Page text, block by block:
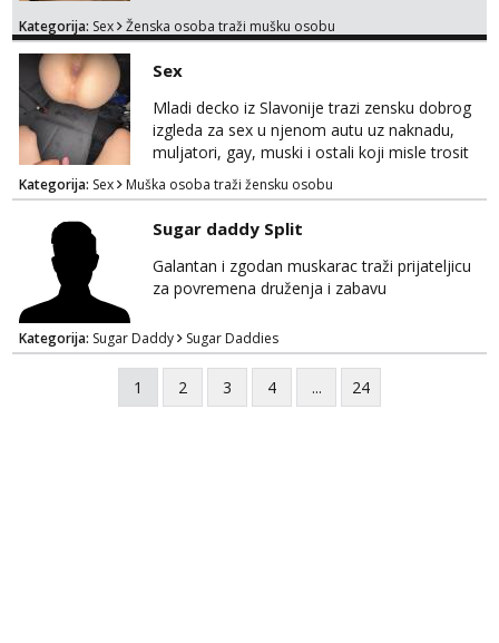
bilo kad i bilo gdje zato se javi što prije da
tamo, cekam te!
Kategorija: Sex Ženska osoba traži mušku osobu
Sex
Mladi decko iz Slavonije trazi zensku dobrog
izgleda za sex u njenom autu uz naknadu,
muljatori, gay, muski i ostali koji misle trosit
vrijeme na pisanje mogu zaobic oglas, ako si
slavonije i zainteresirana da te punim negdje
u mraku u tvom autu javi se na whatsapp
porukom 098 199 1895.
Kategorija: Sex Muška osoba traži žensku osobu
Sugar daddy Split
Galantan i zgodan muskarac traži prijateljicu
za povremena druženja i zabavu
Kategorija: Sugar Daddy Sugar Daddies
1 2 3 4 ... 24